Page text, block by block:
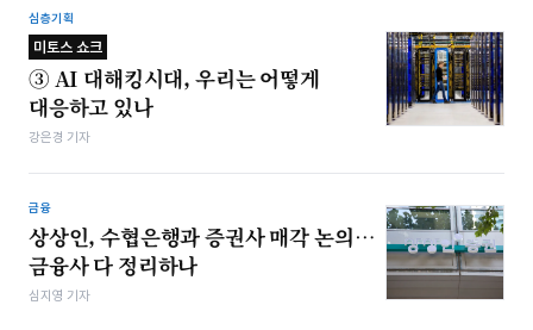
심층기획
미토스 쇼크
③ AI 대해킹시대, 우리는 어떻게
대응하고 있나
강은경 기자
금융
상상인, 수협은행과 증권사 매각 논의…
금융사 다 정리하나
심지영 기자